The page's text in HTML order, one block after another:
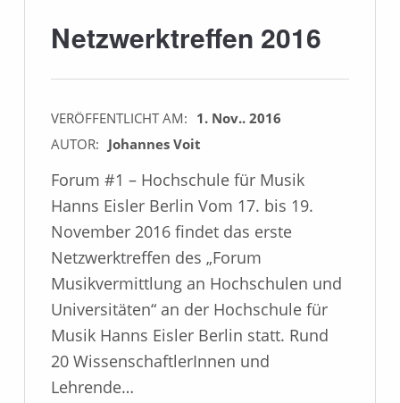
Netzwerktreffen 2016
VERÖFFENTLICHT AM: 1. Nov.. 2016
AUTOR: Johannes Voit
Forum #1 – Hochschule für Musik
Hanns Eisler Berlin Vom 17. bis 19.
November 2016 findet das erste
Netzwerktreffen des „Forum
Musikvermittlung an Hochschulen und
Universitäten“ an der Hochschule für
Musik Hanns Eisler Berlin statt. Rund
20 WissenschaftlerInnen und
Lehrende…